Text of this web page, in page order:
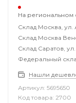
На региональном
Склад Москва, ул.
Склад Москва
Склад Саратов, ул.
Федеральный
Нашли
Артикул: 5695650
Код товара: 2700